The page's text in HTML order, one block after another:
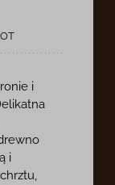
i
i